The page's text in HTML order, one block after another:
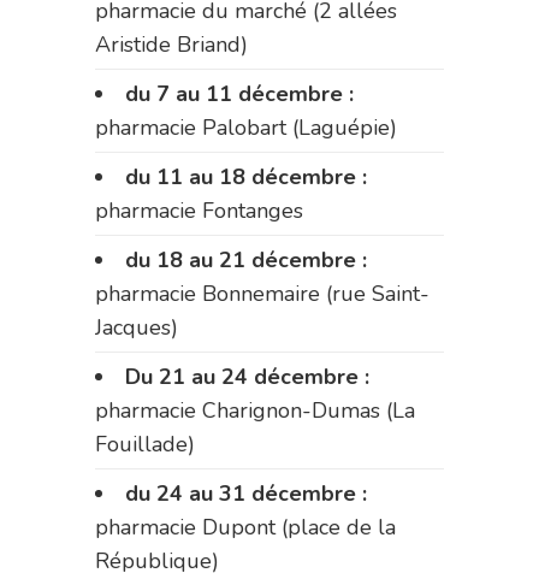
pharmacie du marché (2 allées
Aristide Briand)
du 7 au 11 décembre :
pharmacie Palobart (Laguépie)
du 11 au 18 décembre :
pharmacie Fontanges
du 18 au 21 décembre :
pharmacie Bonnemaire (rue Saint-
Jacques)
Du 21 au 24 décembre :
pharmacie Charignon-Dumas (La
Fouillade)
du 24 au 31 décembre :
pharmacie Dupont (place de la
République)